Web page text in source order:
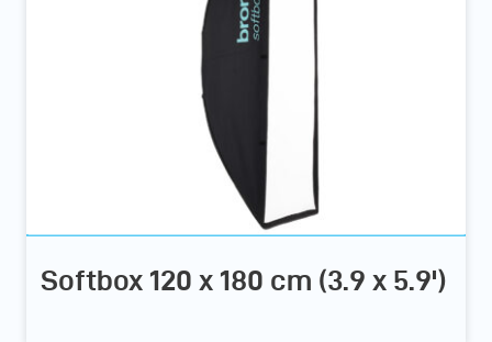
Softbox 120 x 180 cm (3.9 x 5.9')